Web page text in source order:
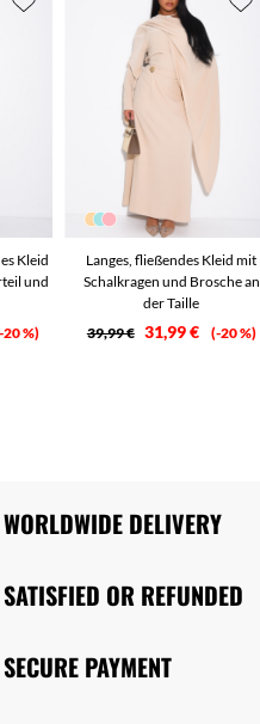
Kleid
und
20 %
Langes, fließendes Kleid mit
Schalkragen und Brosche an
der Taille
39,99 € 31,99 € -20 %
WORLDWIDE DELIVERY
SATISFIED OR REFUNDED
SECURE PAYMENT